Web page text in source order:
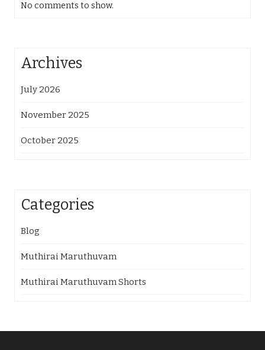
No comments to show.
Archives
July 2026
November 2025
October 2025
Categories
Blog
Muthirai Maruthuvam
Muthirai Maruthuvam Shorts